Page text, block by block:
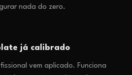
nada do zero.
já calibrado
vem aplicado. Funciona